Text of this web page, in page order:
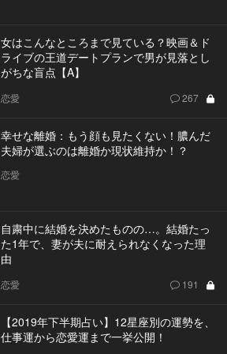
女はこんなところまで見ている？映画＆ド
ライブの王道デートプランで男が見落とし
がちな盲点【A】
恋愛 267
幸せな離婚：もう顔も見たくない！膿んだ
夫婦が選ぶのは離婚か現状維持か！？
恋愛
自粛中に結婚を決めたものの…。結婚たっ
た1年で、妻が夫に耐えられなくなった理
由
恋愛 191
【2019年下半期占い】12星座別の運勢を、
仕事運から恋愛運まで一挙公開！